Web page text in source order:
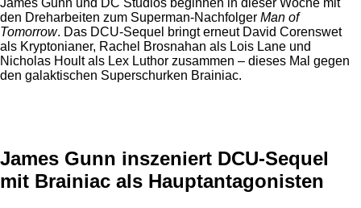
James Gunn und DC Studios beginnen in dieser Woche mit
den Dreharbeiten zum Superman-Nachfolger Man of
Tomorrow. Das DCU-Sequel bringt erneut David Corenswet
als Kryptonianer, Rachel Brosnahan als Lois Lane und
Nicholas Hoult als Lex Luthor zusammen – dieses Mal gegen
den galaktischen Superschurken Brainiac.
James Gunn inszeniert DCU-Sequel
mit Brainiac als Hauptantagonisten